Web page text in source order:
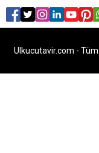
Ulkucutavir.com - Tüm